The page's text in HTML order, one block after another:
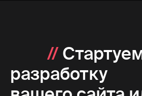
//
разработку